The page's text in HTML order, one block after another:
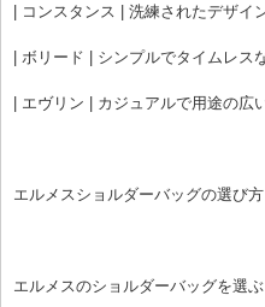
| コンスタンス | 洗練されたデザイ
| ボリード | シンプルでタイムレ
| エヴリン | カジュアルで用途の
エルメスショルダーバッグの選び方
エルメスのショルダーバッグを選